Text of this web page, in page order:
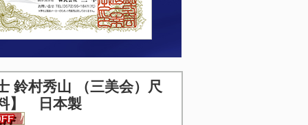
鈴村秀山 （三美会）尺
】 日本製